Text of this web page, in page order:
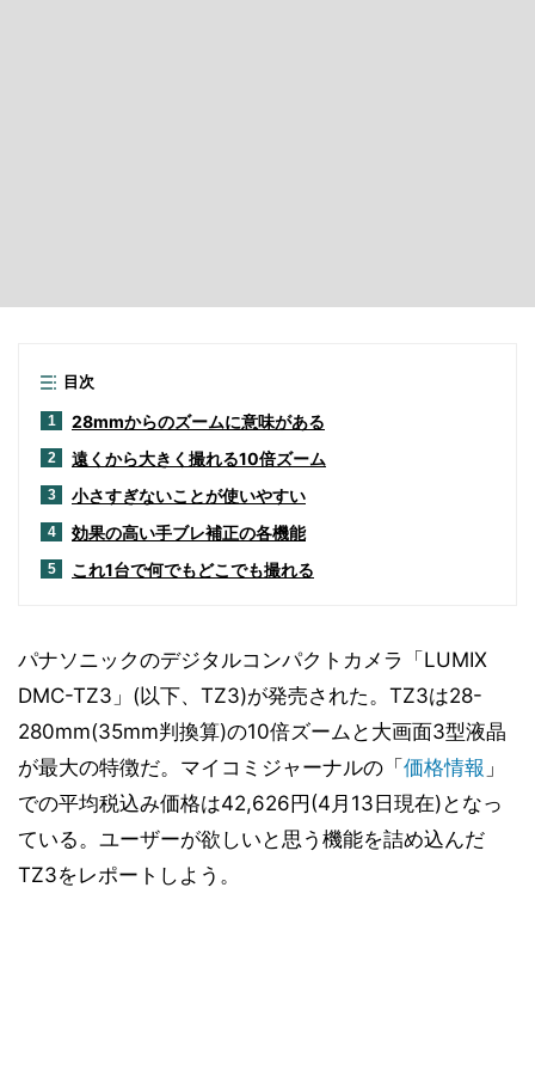
目次
1 28mmからのズームに意味がある
2 遠くから大きく撮れる10倍ズーム
3 小さすぎないことが使いやすい
4 効果の高い手ブレ補正の各機能
5 これ1台で何でもどこでも撮れる
パナソニックのデジタルコンパクトカメラ「LUMIX
DMC-TZ3」(以下、TZ3)が発売された。TZ3は28-
280mm(35mm判換算)の10倍ズームと大画面3型液晶
が最大の特徴だ。マイコミジャーナルの「 価格情報 」
での平均税込み価格は42,626円(4月13日現在)となっ
ている。ユーザーが欲しいと思う機能を詰め込んだ
TZ3をレポートしよう。